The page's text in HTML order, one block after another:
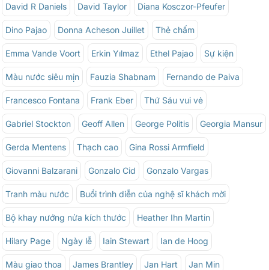
David R Daniels David Taylor Diana Kosczor-Pfeufer
Dino Pajao Donna Acheson Juillet Thẻ chấm
Emma Vande Voort Erkin Yılmaz Ethel Pajao Sự kiện
Màu nước siêu mịn Fauzia Shabnam Fernando de Paiva
Francesco Fontana Frank Eber Thứ Sáu vui vẻ
Gabriel Stockton Geoff Allen George Politis Georgia Mansur
Gerda Mentens Thạch cao Gina Rossi Armfield
Giovanni Balzarani Gonzalo Cid Gonzalo Vargas
Tranh màu nước Buổi trình diễn của nghệ sĩ khách mời
Bộ khay nướng nửa kích thước Heather Ihn Martin
Hilary Page Ngày lễ Iain Stewart Ian de Hoog
Màu giao thoa James Brantley Jan Hart Jan Min